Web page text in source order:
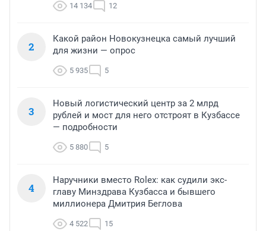
14 134 12
2
Какой район Новокузнецка самый лучший
для жизни — опрос
5 935 5
3
Новый логистический центр за 2 млрд
рублей и мост для него отстроят в Кузбассе
— подробности
5 880 5
4
Наручники вместо Rolex: как судили экс-
главу Минздрава Кузбасса и бывшего
миллионера Дмитрия Беглова
4 522 15